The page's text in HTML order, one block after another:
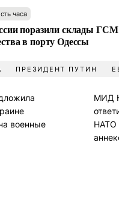
часа
поразили склады ГСМ
в порту Одессы
ПРЕЗИДЕНТ ПУТИН
военные
МИД
НАТО